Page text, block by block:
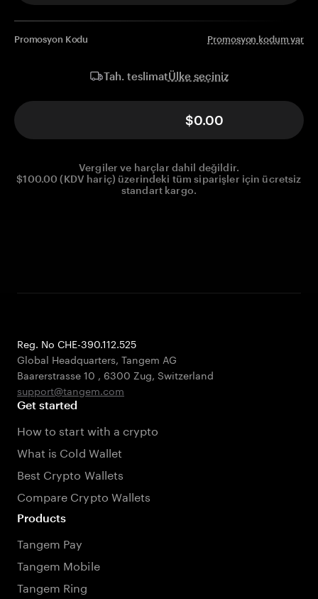
Promosyon Kodu Promosyon kodum var
Tah. teslimatÜlke seçiniz
$0.00
Vergiler ve harçlar dahil değildir.
$100.00 (KDV hariç) üzerindeki tüm siparişler için ücretsiz
standart kargo.
Reg. No CHE-390.112.525
Global Headquarters, Tangem AG
Baarerstrasse 10 , 6300 Zug, Switzerland
support@tangem.com
Get started
How to start with a crypto
What is Cold Wallet
Best Crypto Wallets
Compare Crypto Wallets
Products
Tangem Pay
Tangem Mobile
Tangem Ring